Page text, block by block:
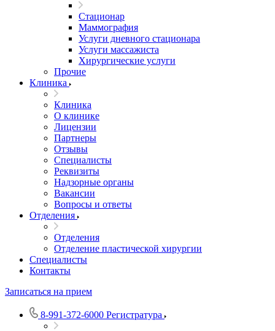
Стационар
Маммография
Услуги дневного стационара
Услуги массажиста
Хирургические услуги
Прочие
Клиника
Клиника
О клинике
Лицензии
Партнеры
Отзывы
Специалисты
Реквизиты
Надзорные органы
Вакансии
Вопросы и ответы
Отделения
Отделения
Отделение пластической хирургии
Специалисты
Контакты
Записаться на прием
8-991-372-6000 Регистратура